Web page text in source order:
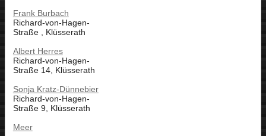
Frank Burbach
Richard-von-Hagen-
Straße , Klüsserath
Albert Herres
Richard-von-Hagen-
Straße 14, Klüsserath
Sonja Kratz-Dünnebier
Richard-von-Hagen-
Straße 9, Klüsserath
Meer